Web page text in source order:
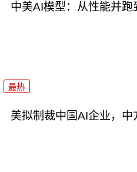
中美AI模型：从性能并跑
最热
美拟制裁中国AI企业，中